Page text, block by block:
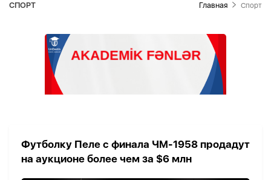
СПОРТ Главная Спорт
Футболку Пеле с финала ЧМ-1958 продадут
на аукционе более чем за $6 млн